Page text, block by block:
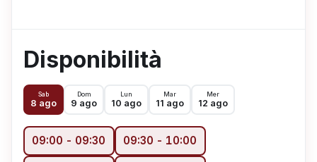
Disponibilità
Sab
8 ago
Dom
9 ago
Lun
10 ago
Mar
11 ago
Mer
12 ago
09:00 - 09:30 09:30 - 10:00